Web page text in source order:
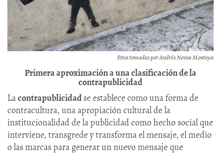
Fotos tomadas por Andrés Novoa Montoya
Primera aproximación a una clasificación de la
contrapublicidad
Lacontrapublicidadse establece como una forma de
contracultura, una apropiación cultural de la
institucionalidad de la publicidad como hecho social que
interviene, transgrede y transforma el mensaje, el medio
o las marcas para generar un nuevo mensaje que